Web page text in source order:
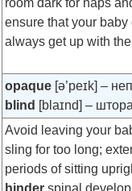
ensure that your baby
always get up with
opaque [ə’peɪk] –
blind [blaɪnd] – штора
Avoid leaving your
sling for too long;
periods of sitting
hinder spinal